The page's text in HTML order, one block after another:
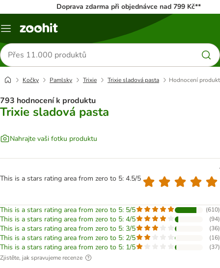
Doprava zdarma při objednávce nad 799 Kč**
Menu
Hledat
produkty
Kočky Pamlsky Trixie Trixie sladová pasta Hodnocení
793 hodnocení k produktu
Trixie sladová pasta
Nahrajte vaši fotku produktu
This is a stars rating area from zero to 5: 4.5/5
This is a stars rating area from zero to 5: 5/5 (610)
This is a stars rating area from zero to 5: 4/5 (94)
This is a stars rating area from zero to 5: 3/5 (36)
This is a stars rating area from zero to 5: 2/5 (16)
This is a stars rating area from zero to 5: 1/5 (37)
Zjistěte, jak spravujeme recenze